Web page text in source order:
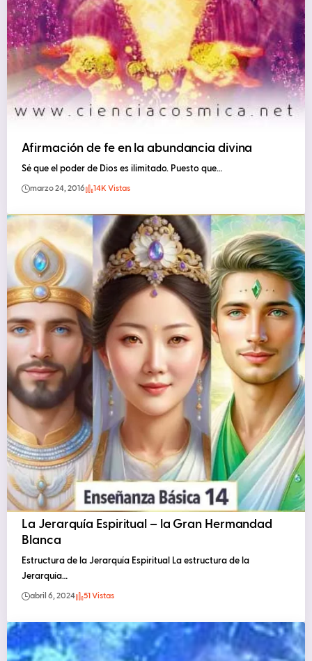
Afirmación de fe en la abundancia divina
Sé que el poder de Dios es ilimitado. Puesto que…
marzo 24, 2016 14K Vistas
La Jerarquía Espiritual – la Gran Hermandad
Blanca
Estructura de la Jerarquía Espiritual La estructura de la
Jerarquía…
abril 6, 2024 51 Vistas